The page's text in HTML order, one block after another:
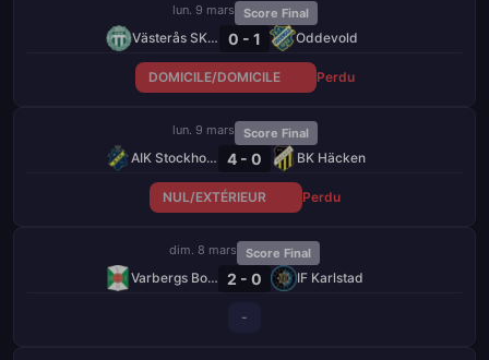
lun. 9 mars Score Final
Västerås SK FK 0 - 1 Oddevold
DOMICILE/DOMICILE Perdu
lun. 9 mars Score Final
AIK Stockholm 4 - 0 BK Häcken
NUL/EXTÉRIEUR Perdu
dim. 8 mars Score Final
Varbergs BoIS FC 2 - 0 IF Karlstad
-